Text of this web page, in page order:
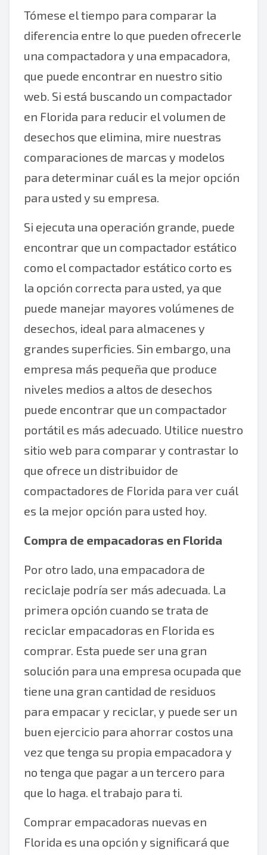
Tómese el tiempo para comparar la
diferencia entre lo que pueden ofrecerle
una compactadora y una empacadora,
que puede encontrar en nuestro sitio
web. Si está buscando un compactador
en Florida para reducir el volumen de
desechos que elimina, mire nuestras
comparaciones de marcas y modelos
para determinar cuál es la mejor opción
para usted y su empresa.
Si ejecuta una operación grande, puede
encontrar que un compactador estático
como el compactador estático corto es
la opción correcta para usted, ya que
puede manejar mayores volúmenes de
desechos, ideal para almacenes y
grandes superficies. Sin embargo, una
empresa más pequeña que produce
niveles medios a altos de desechos
puede encontrar que un compactador
portátil es más adecuado. Utilice nuestro
sitio web para comparar y contrastar lo
que ofrece un distribuidor de
compactadores de Florida para ver cuál
es la mejor opción para usted hoy.
Compra de empacadoras en Florida
Por otro lado, una empacadora de
reciclaje podría ser más adecuada. La
primera opción cuando se trata de
reciclar empacadoras en Florida es
comprar. Esta puede ser una gran
solución para una empresa ocupada que
tiene una gran cantidad de residuos
para empacar y reciclar, y puede ser un
buen ejercicio para ahorrar costos una
vez que tenga su propia empacadora y
no tenga que pagar a un tercero para
que lo haga. el trabajo para ti.
Comprar empacadoras nuevas en
Florida es una opción y significará que